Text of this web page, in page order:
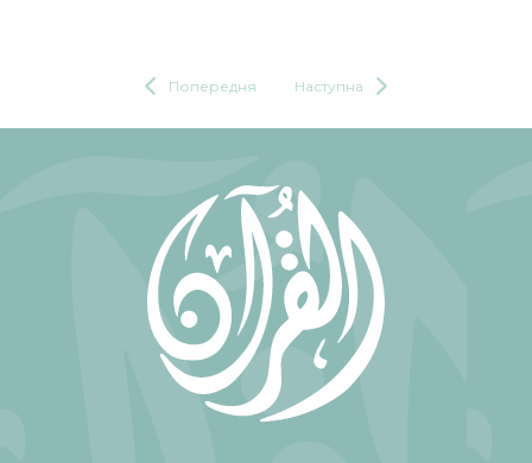
Попередня Наступна